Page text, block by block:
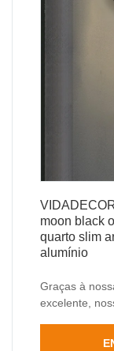
moon black
quarto slim
alumínio
Graças à
excelente,
Suas faixas